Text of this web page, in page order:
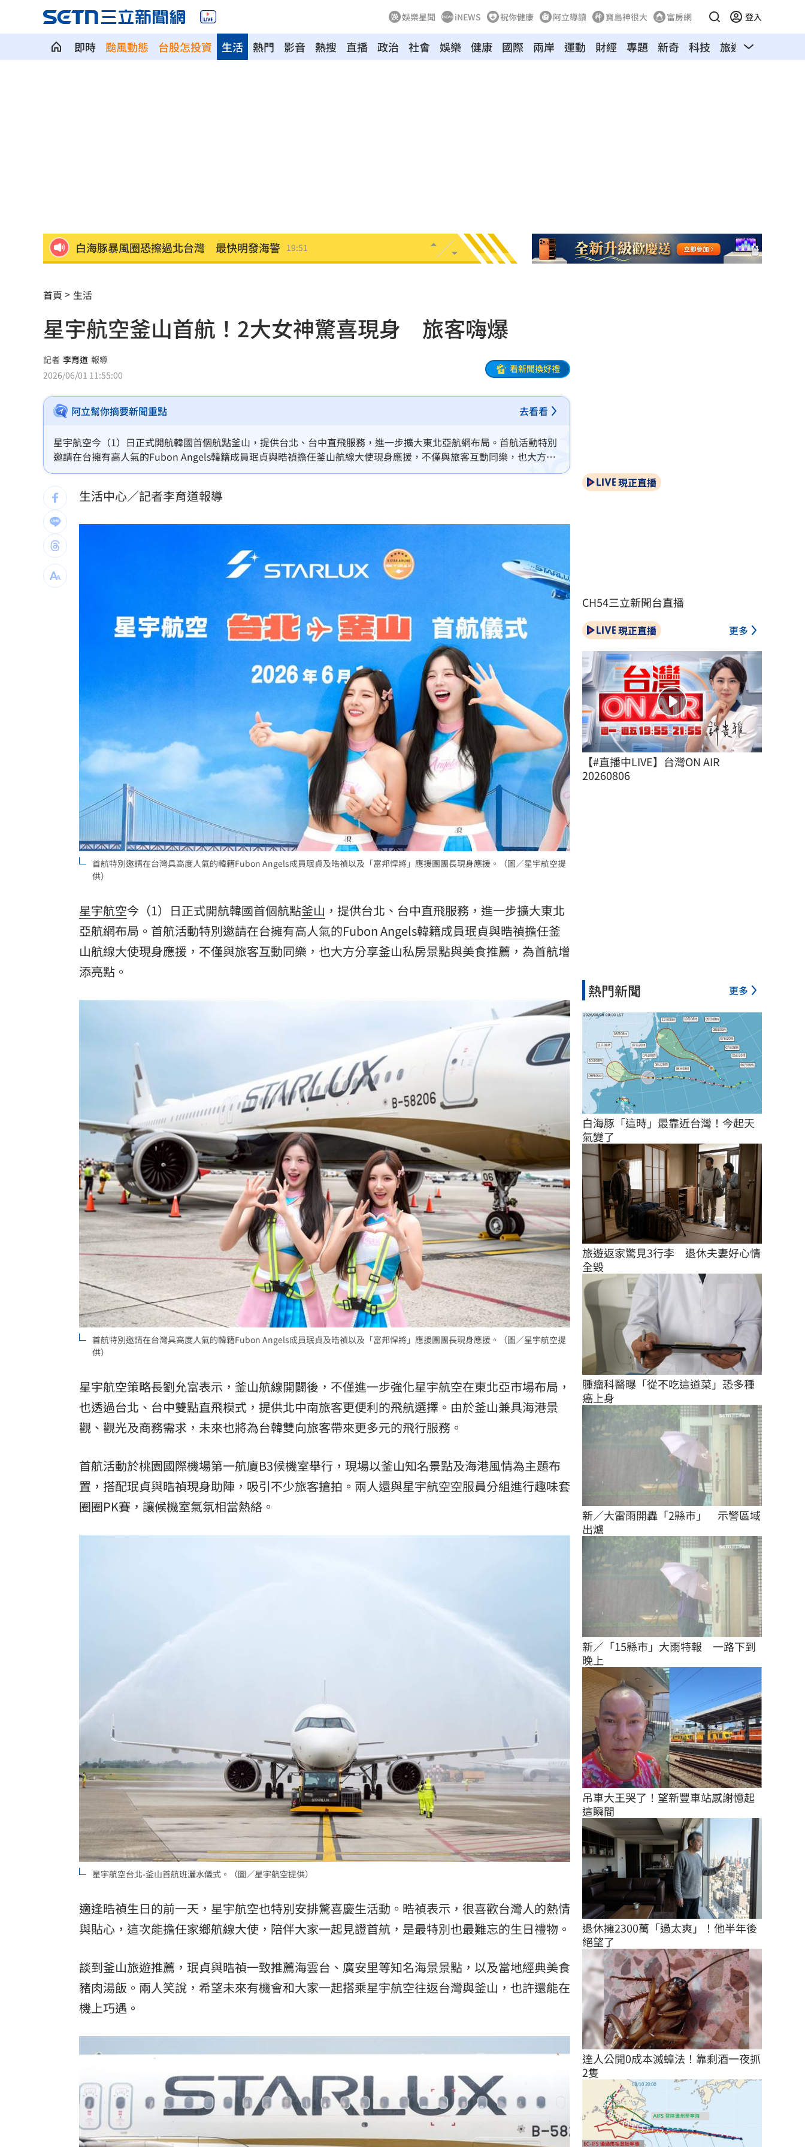
娛樂星聞 iNEWS 祝你健康 阿立導讀 寶島神很大 富房網 登入
即時 颱風動態 台股怎投資 熱門 影音 熱搜 直播 政治 社會 娛樂
生活 健康 國際 兩岸 運動 財經 專題 新奇 科技 旅遊 汽車
AI生成文章容易判斷 專家點名「4大破綻」 19:45
新北小小學童消防夏令營 讓學童擬真體驗
白海豚衝擊台日飛航 星宇宣布10班機異動 19:31
7月CPI年增2.54% 連3月突破通膨警戒線
金鐘星光主持陣容曝 夏和熙木木續扛紅毯
白海豚颱風逼近日本！逾470航班停飛
好友離世成創作契機 樂團主唱吐黑色幽默 19:13
潘裕文閃退歌壇 周定緯曝私下真實互動
華邦電Q2獲利創高！上半年EPS達7.65元
割頸案受害家屬揭這真相！指加害者無誠意 19:08
林安可二軍連轟有原因 好友陳傑憲揭內幕
韓國羽球大師賽發威 蘇力揚挺進男單8強 19:01
台灣彩券開獎直播中 20:31
三立iNEWS新聞台線上直播
理想混蛋號召粉絲跨海追星吃美食！ 18:15
首頁 生活
星宇航空釜山首航！2大女神驚喜現身 旅客嗨爆
記者 李育道 報導
2026/06/01 11:55:00
看新聞換好禮
阿立幫你摘要新聞重點 去看看
星宇航空今（1）日正式開航韓國首個航點釜山，提供台北、台中直飛服務，進一步擴大東北亞航網布局。首航活動特別
邀請在台擁有高人氣的Fubon Angels韓籍成員珉貞與晧禎擔任釜山航線大使現身應援，不僅與旅客互動同樂，也大方分
享釜山私房景點與美食推薦，為首航增添亮點。
生活中心／記者李育道報導
首航特別邀請在台灣具高度人氣的韓籍Fubon Angels成員珉貞及晧禎以及「富邦悍將」應援團團長現身應援。（圖／星宇航空提
供）
星宇航空今（1）日正式開航韓國首個航點釜山 ，提供台北、台中直飛服務，進一步擴大東北
亞航網布局。首航活動特別邀請在台擁有高人氣的Fubon Angels韓籍成員珉貞與晧禎擔任釜
山航線大使現身應援，不僅與旅客互動同樂，也大方分享釜山私房景點與美食推薦，為首航增
添亮點。
首航特別邀請在台灣具高度人氣的韓籍Fubon Angels成員珉貞及晧禎以及「富邦悍將」應援團團長現身應援。（圖／星宇航空提
供）
星宇航空策略長劉允富表示，釜山航線開闢後，不僅進一步強化星宇航空在東北亞市場布局，
也透過台北、台中雙點直飛模式，提供北中南旅客更便利的飛航選擇。由於釜山兼具海港景
觀、觀光及商務需求，未來也將為台韓雙向旅客帶來更多元的飛行服務。
首航活動於桃園國際機場第一航廈B3候機室舉行，現場以釜山知名景點及海港風情為主題布
置，搭配珉貞與晧禎現身助陣，吸引不少旅客搶拍。兩人還與星宇航空空服員分組進行趣味套
圈圈PK賽，讓候機室氣氛相當熱絡。
星宇航空台北-釜山首航班灑水儀式。（圖／星宇航空提供）
適逢晧禎生日的前一天，星宇航空也特別安排驚喜慶生活動。晧禎表示，很喜歡台灣人的熱情
與貼心，這次能擔任家鄉航線大使，陪伴大家一起見證首航，是最特別也最難忘的生日禮物。
談到釜山旅遊推薦，珉貞與晧禎一致推薦海雲台、廣安里等知名海景景點，以及當地經典美食
豬肉湯飯。兩人笑說，希望未來有機會和大家一起搭乘星宇航空往返台灣與釜山，也許還能在
機上巧遇。
現正直播
CH54三立新聞台直播
現正直播 更多
【#直播中LIVE】台灣ON AIR
20260806
熱門新聞 更多
白海豚「這時」最靠近台灣！今起天
氣變了
旅遊返家驚見3行李　退休夫妻好心情
全毀
腫瘤科醫曝「從不吃這道菜」恐多種
癌上身
新／大雷雨開轟「2縣市」　示警區域
出爐
新／「15縣市」大雨特報　一路下到
晚上
吊車大王哭了！望新豐車站感謝憶起
這瞬間
退休擁2300萬「過太爽」！他半年後
絕望了
達人公開0成本滅蟑法！靠剩酒一夜抓
2隻